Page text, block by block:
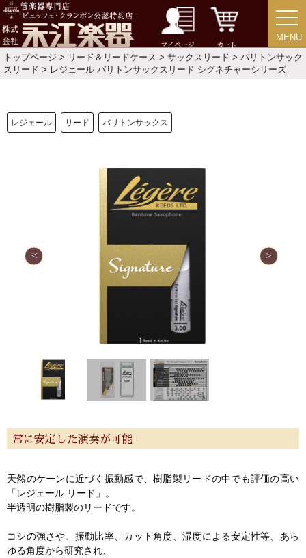
マイページ カート
MENU
MENU
トップページ > リード＆リードケース > サックスリード > バリトンサック
スリード > レジェール バリトンサックスリード シグネチャーシリーズ
レジェール リード バリトンサックス
常に安定した演奏が可能
天然のケーンに近づく振動感で、樹脂製リードの中でも評価の高い
「レジェール リード」。
半透明の樹脂製のリードです。
コシの強さや、振動比率、カット角度、湿度による安定性等、あら
ゆる角度から研究され、
ご利用ガイド サポート・保証
プライバシー・ポリシー